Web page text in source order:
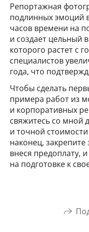
Репортажная
подлинных эмоций
часов времени на
и создает цельный
которого растет с
специалистов
года, что
Чтобы сделать
примера работ из
и корпоративных
свяжитесь со мной
и точной
наконец,
внеся предоплату,
на подготовке к